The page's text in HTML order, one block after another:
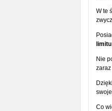
W te
Nie
zaraz
Co